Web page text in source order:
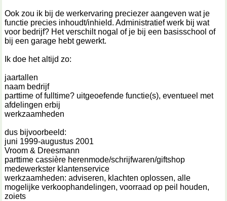
Ook zou ik bij de werkervaring preciezer aangeven wat je
functie precies inhoudt/inhield. Administratief werk bij wat
voor bedrijf? Het verschilt nogal of je bij een basisschool of
bij een garage hebt gewerkt.
Ik doe het altijd zo:
jaartallen
naam bedrijf
parttime of fulltime? uitgeoefende functie(s), eventueel met
afdelingen erbij
werkzaamheden
dus bijvoorbeeld:
juni 1999-augustus 2001
Vroom & Dreesmann
parttime cassière herenmode/schrijfwaren/giftshop
medewerkster klantenservice
werkzaamheden: adviseren, klachten oplossen, alle
mogelijke verkoophandelingen, voorraad op peil houden,
zoiets